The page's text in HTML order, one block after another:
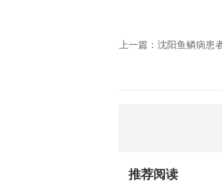
上一篇： 沈阳鱼鳞病患
推荐阅读